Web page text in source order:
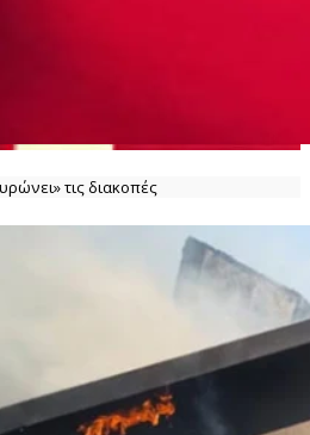
τις διακοπές